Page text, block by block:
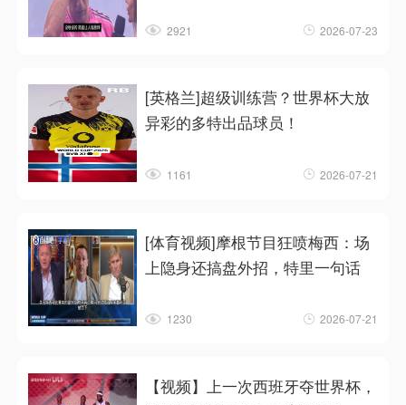
2921 2026-07-23
[英格兰]超级训练营？世界杯大放
异彩的多特出品球员！
1161 2026-07-21
[体育视频]摩根节目狂喷梅西：场
上隐身还搞盘外招，特里一句话
1230 2026-07-21
【视频】上一次西班牙夺世界杯，